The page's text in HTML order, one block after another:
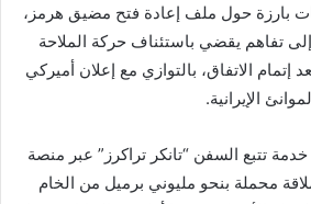
بارزة حول ملف إعادة فتح مضيق هرمز،
تفاهم يقضي باستئناف حركة الملاحة
إتمام الاتفاق، بالتوازي مع إعلان أميركي
الإيرانية.
تتبع السفن “تانكر تراكرز” عبر منصة
محملة بنحو مليوني برميل من الخام